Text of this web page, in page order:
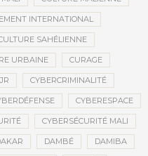
INTERNATIONAL
SAHÉLIENNE
URBAINE CURAGE
CYBERCRIMINALITÉ
CYBERESPACE
CYBERSÉCURITÉ MALI
DAMBÉ DAMIBA